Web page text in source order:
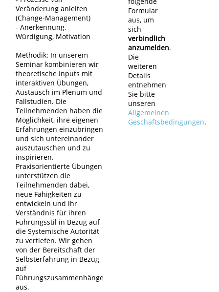
Veränderung anleiten
(Change-Management)
- Anerkennung,
Würdigung, Motivation
Methodik: In unserem
Seminar kombinieren wir
theoretische Inputs mit
interaktiven Übungen,
Austausch im Plenum und
Fallstudien. Die
Teilnehmenden haben die
Möglichkeit, ihre eigenen
Erfahrungen einzubringen
und sich untereinander
auszutauschen und zu
inspirieren.
Praxisorientierte Übungen
unterstützen die
Teilnehmenden dabei,
neue Fähigkeiten zu
entwickeln und ihr
Verständnis für ihren
Führungsstil in Bezug auf
die Systemische Autorität
zu vertiefen. Wir gehen
von der Bereitschaft der
Selbsterfahrung in Bezug
auf
Führungszusammenhänge
aus.
Formular
aus, um
sich
verbindlich
anzumelden.
Die
weiteren
Details
entnehmen
Sie bitte
unseren
Allgemeinen
Geschäftsbedingungen.